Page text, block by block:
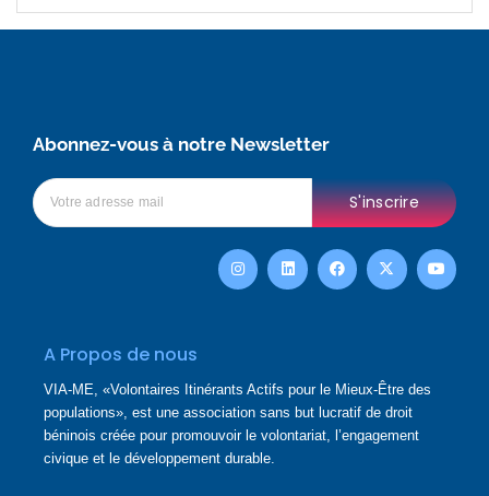
Abonnez-vous à notre Newsletter
S'inscrire
I
n
s
m
L
i
n
F
a
c
X
-
t
r
Y
o
u
A Propos de nous
VIA-ME, «Volontaires Itinérants Actifs pour le Mieux-Être des
populations», est une association sans but lucratif de droit
béninois créée pour promouvoir le volontariat, l’engagement
civique et le développement durable.